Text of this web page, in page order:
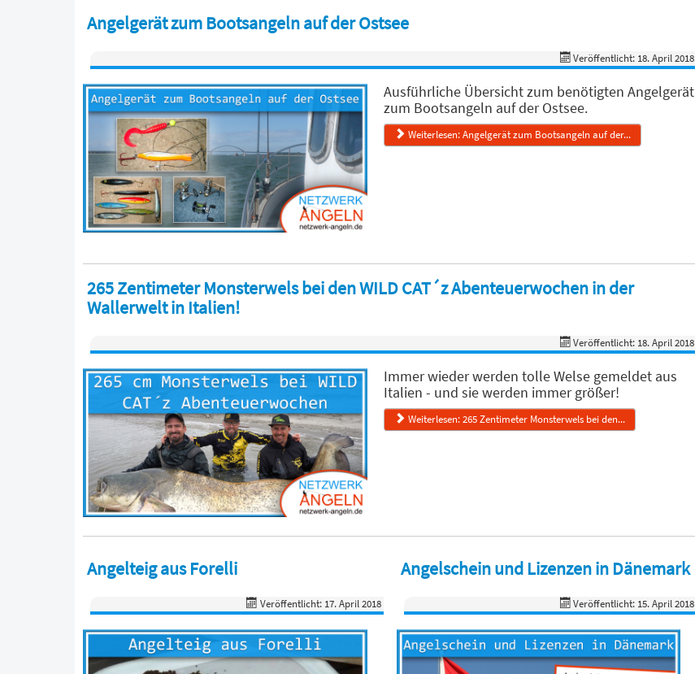
Angelgerät zum Bootsangeln auf der Ostsee
Veröffentlicht: 18. April 2018
Ausführliche Übersicht zum benötigten Angelgerät
zum Bootsangeln auf der Ostsee.
Weiterlesen: Angelgerät zum Bootsangeln auf der...
265 Zentimeter Monsterwels bei den WILD CAT´z Abenteuerwochen in der
Wallerwelt in Italien!
Veröffentlicht: 18. April 2018
Immer wieder werden tolle Welse gemeldet aus
Italien - und sie werden immer größer!
Weiterlesen: 265 Zentimeter Monsterwels bei den...
Angelteig aus Forelli
Veröffentlicht: 17. April 2018
Angelschein und Lizenzen in Dänemark
Veröffentlicht: 15. April 2018